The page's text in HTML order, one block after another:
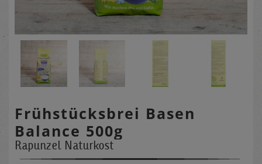
Frühstücksbrei Basen
Balance 500g
Rapunzel Naturkost